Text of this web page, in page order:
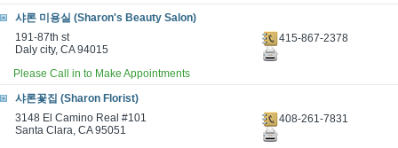
샤론 미용실 (Sharon's Beauty Salon)
191-87th st
Daly city, CA 94015
415-867-2378
Please Call in to Make Appointments
샤론꽃집 (Sharon Florist)
3148 El Camino Real #101
Santa Clara, CA 95051
408-261-7831